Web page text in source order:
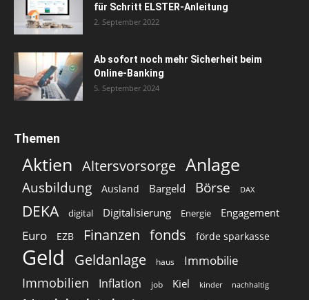
für Schritt ELSTER-Anleitung
2. September 2022
Ab sofort noch mehr Sicherheit beim
Online-Banking
5. September 2024
Themen
Aktien Altersvorsorge Anlage
Ausbildung Ausland Bargeld Börse DAX
DEKA digital Digitalisierung Energie Engagement
Euro EZB Finanzen fonds förde sparkasse
Geld Geldanlage haus Immobilie
Immobilien Inflation job Kiel kinder nachhaltig